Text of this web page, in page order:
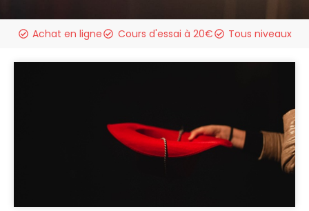
Achat en ligne Cours d'essai à 20€ Tous niveaux